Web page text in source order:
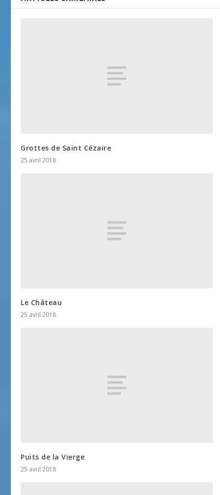
Grottes de Saint Cézaire
25 avril 2018
Le Château
25 avril 2018
Puits de la Vierge
25 avril 2018